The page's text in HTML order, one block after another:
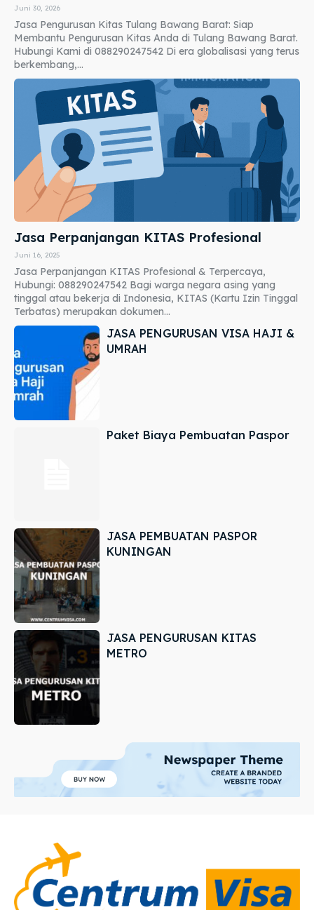
Juni 30, 2026
Jasa Pengurusan Kitas Tulang Bawang Barat: Siap
Membantu Pengurusan Kitas Anda di Tulang Bawang Barat.
Hubungi Kami di 088290247542 Di era globalisasi yang terus
berkembang,...
Jasa Perpanjangan KITAS Profesional
Juni 16, 2025
Jasa Perpanjangan KITAS Profesional & Terpercaya,
Hubungi: 088290247542 Bagi warga negara asing yang
tinggal atau bekerja di Indonesia, KITAS (Kartu Izin Tinggal
Terbatas) merupakan dokumen...
JASA PENGURUSAN VISA HAJI &
UMRAH
Paket Biaya Pembuatan Paspor
JASA PEMBUATAN PASPOR
KUNINGAN
JASA PENGURUSAN KITAS
METRO